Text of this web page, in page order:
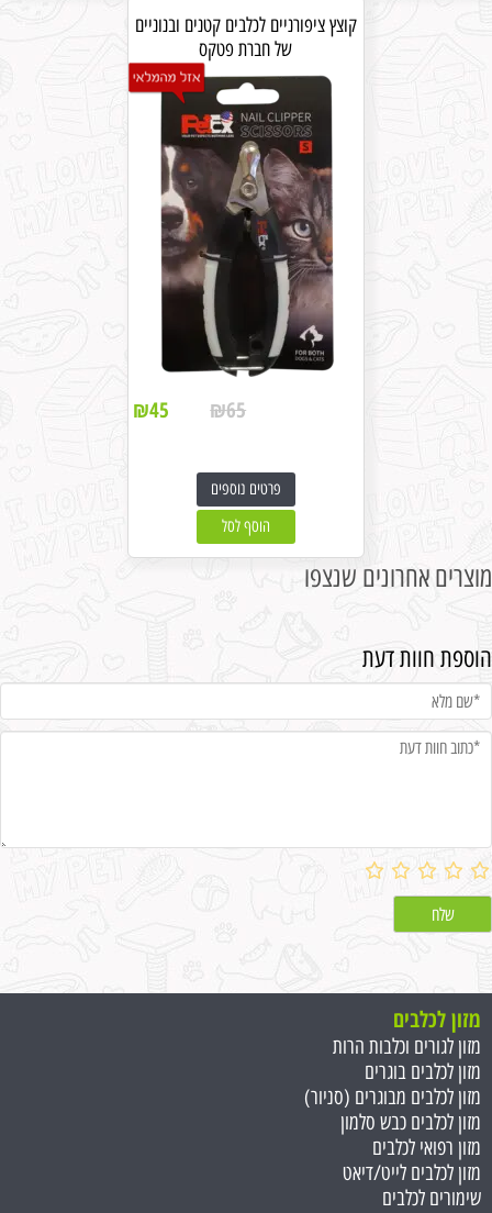
קוצץ ציפורניים לכלבים קטנים ובנוניים
של חברת פטקס
₪65
₪45
פרטים נוספים
הוסף לסל
מוצרים אחרונים שנצפו
הוספת חוות דעת
מזון לכלבים
מזון לגורים וכלבות הרות
מזון לכלבים בוגרים
מזון לכלבים מבוגרים (סניור)
מזון לכלבים כבש סלמון
מזון רפואי לכלבים
מזון לכלבים לייט/דיאט
שימורים לכלבים